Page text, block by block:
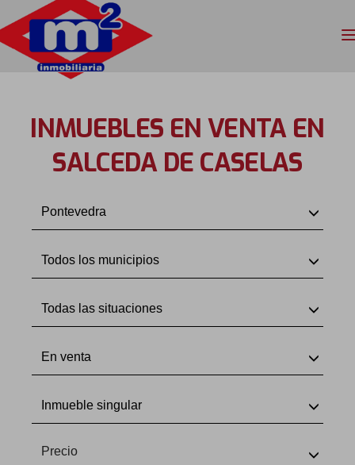
INMUEBLES EN VENTA EN
SALCEDA DE CASELAS
Pontevedra
Todos los municipios
Todas las situaciones
En venta
Inmueble singular
Precio